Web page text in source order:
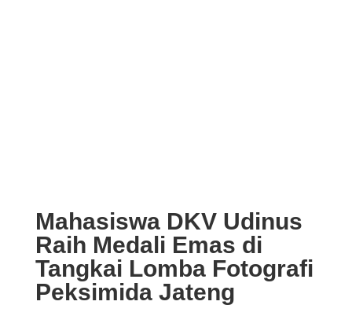
Mahasiswa DKV Udinus
Raih Medali Emas di
Tangkai Lomba Fotografi
Peksimida Jateng